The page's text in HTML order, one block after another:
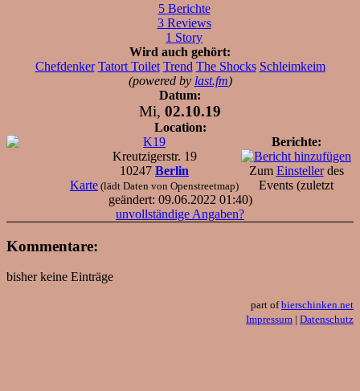
5 Berichte
3 Reviews
1 Story
Wird auch gehört:
Chefdenker Tatort Toilet Trend The Shocks Schleimkeim
(powered by last.fm)
Datum:
Mi, 02.10.19
Location:
K19
Kreutzigerstr. 19
10247 Berlin
Karte (lädt Daten von Openstreetmap)
Berichte:
Zum Einstellerdes
Events (zuletzt
geändert: 09.06.2022 01:40)
unvollständige Angaben?
Kommentare:
bisher keine Einträge
part ofbierschinken.net
Impressum | Datenschutz